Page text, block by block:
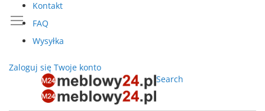
Kontakt
FAQ
Wysyłka
Zaloguj się Twoje konto
Search